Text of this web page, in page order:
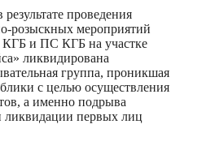
проведения
розыскных мероприятий
КГБ и ПС КГБ на участке
» ликвидирована
группа, проникшая
с целью осуществления
а именно подрыва
ликвидации первых лиц